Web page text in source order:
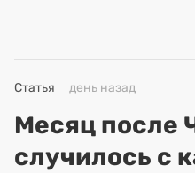
Статья день назад
Месяц после
случилось с